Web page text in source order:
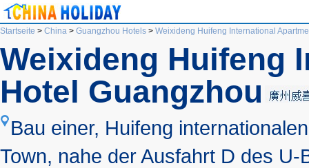
Startseite > China > Guangzhou Hotels > Weixideng Huifeng International
Weixideng Huifeng
Hotel Guangzhou
Bau einer, Huifeng
Town, nahe der Ausfahrt D des